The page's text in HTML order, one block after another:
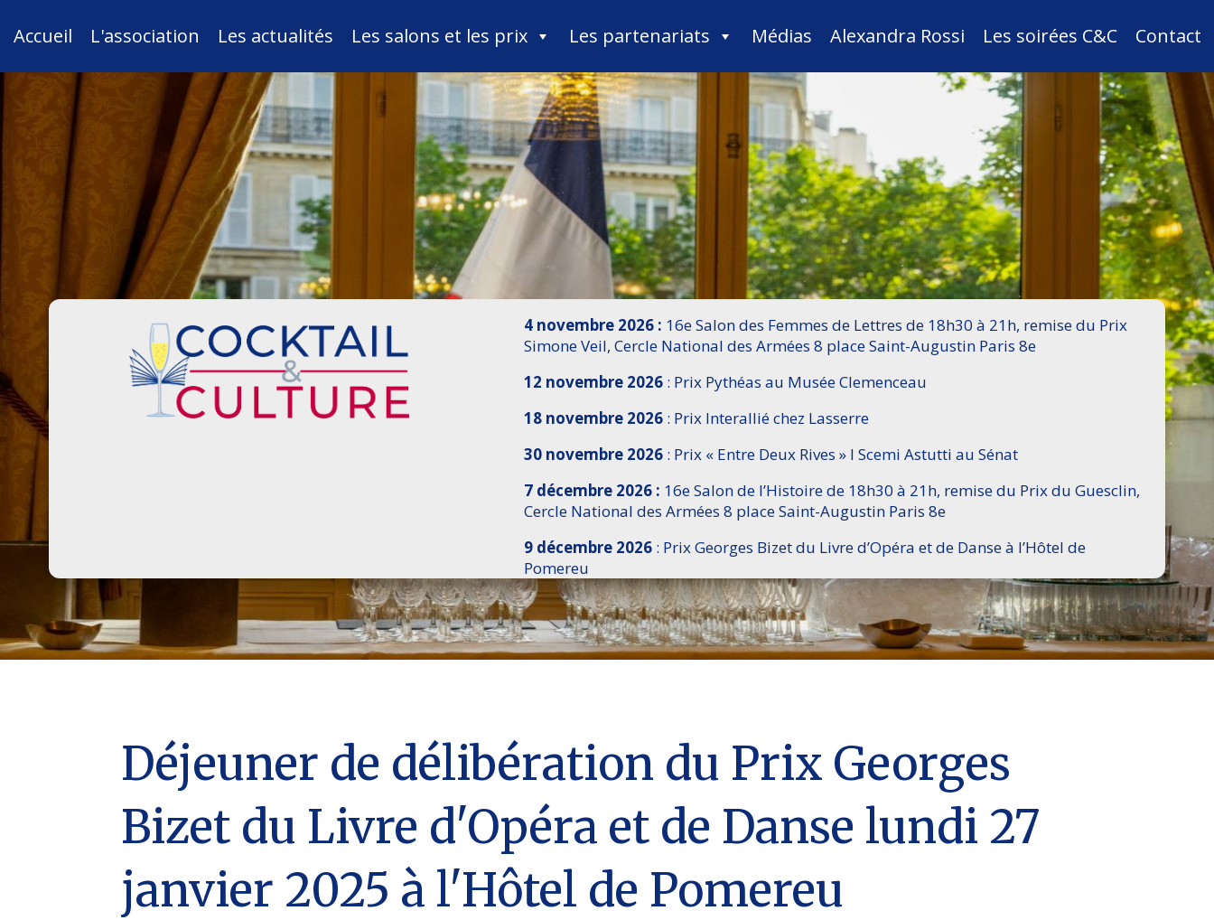
Accueil L'association Les actualités Les salons et les prix Les partenariats Médias Alexandra Rossi Les soirées C&C Contact
4 novembre 2026 : 16e Salon des Femmes de Lettres de 18h30 à 21h, remise du Prix
Simone Veil, Cercle National des Armées 8 place Saint-Augustin Paris 8e
12 novembre 2026: Prix Pythéas au Musée Clemenceau
18 novembre 2026: Prix Interallié chez Lasserre
30 novembre 2026: Prix « Entre Deux Rives » I Scemi Astutti au Sénat
7 décembre 2026 : 16e Salon de l’Histoire de 18h30 à 21h, remise du Prix du Guesclin,
Cercle National des Armées 8 place Saint-Augustin Paris 8e
9 décembre 2026: Prix Georges Bizet du Livre d’Opéra et de Danse à l’Hôtel de
Pomereu
Déjeuner de délibération du Prix Georges
Bizet du Livre d'Opéra et de Danse lundi 27
janvier 2025 à l'Hôtel de Pomereu